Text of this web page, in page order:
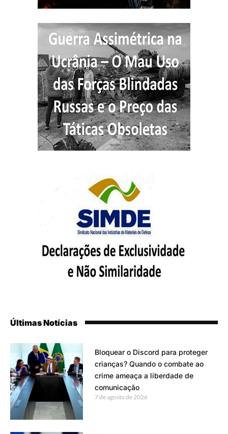
Últimas Notícias
Bloquear o Discord para proteger
crianças? Quando o combate ao
crime ameaça a liberdade de
comunicação
7 de agosto de 2026